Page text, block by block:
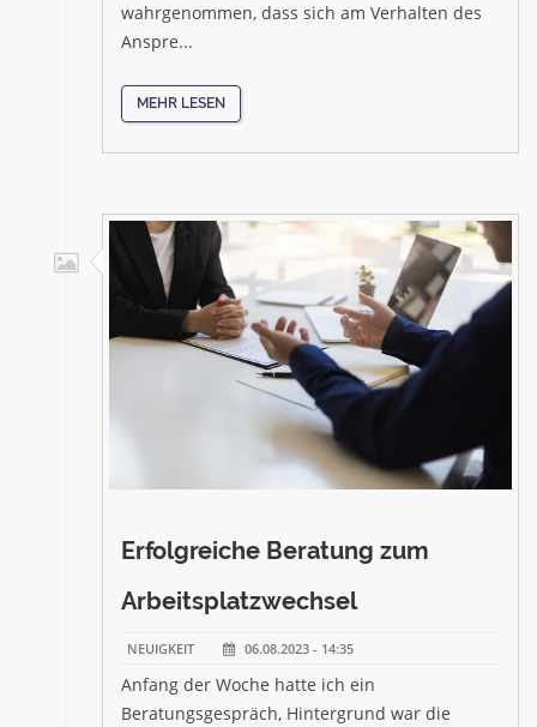
wahrgenommen, dass sich am Verhalten des
Anspre...
MEHR LESEN
Erfolgreiche Beratung zum
Arbeitsplatzwechsel
NEUIGKEIT 06.08.2023 - 14:35
Anfang der Woche hatte ich ein
Beratungsgespräch, Hintergrund war die